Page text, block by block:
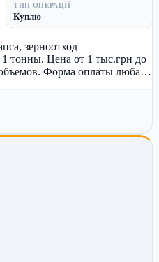
ТИП ОПЕРАЦІЇ
Куплю
зерноотход
тонны. Цена от 1 тыс.грн до
Форма оплаты любая.